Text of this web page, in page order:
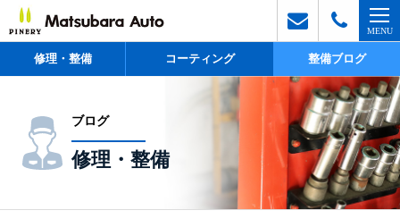
修理・整備 コーティング 整備ブログ
ブログ
修理・整備